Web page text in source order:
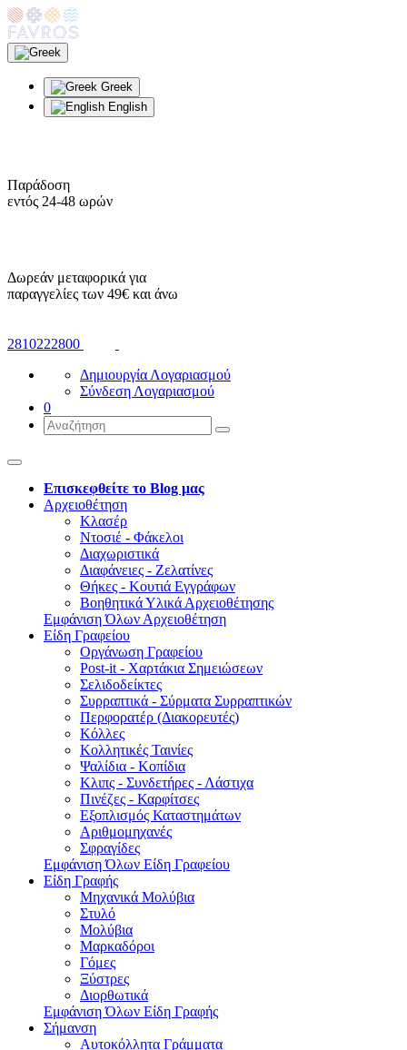
Greek
English
Παράδοση
εντός 24-48 ωρών
Δωρεάν μεταφορικά για
παραγγελίες των 49€ και άνω
2810222800
Δημιουργία Λογαριασμού
Σύνδεση Λογαριασμού
0
Επισκεφθείτε το Blog μας
Αρχειοθέτηση
Κλασέρ
Ντοσιέ - Φάκελοι
Διαχωριστικά
Διαφάνειες - Ζελατίνες
Θήκες - Κουτιά Εγγράφων
Βοηθητικά Υλικά Αρχειοθέτησης
Εμφάνιση Όλων Αρχειοθέτηση
Είδη Γραφείου
Οργάνωση Γραφείου
Post-it - Χαρτάκια Σημειώσεων
Σελιδοδείκτες
Συρραπτικά - Σύρματα Συρραπτικών
Περφορατέρ (Διακορευτές)
Κόλλες
Κολλητικές Ταινίες
Ψαλίδια - Κοπίδια
Κλιπς - Συνδετήρες - Λάστιχα
Πινέζες - Καρφίτσες
Εξοπλισμός Καταστημάτων
Αριθμομηχανές
Σφραγίδες
Εμφάνιση Όλων Είδη Γραφείου
Είδη Γραφής
Μηχανικά Μολύβια
Στυλό
Μολύβια
Μαρκαδόροι
Γόμες
Ξύστρες
Διορθωτικά
Εμφάνιση Όλων Είδη Γραφής
Σήμανση
Αυτοκόλλητα Γράμματα